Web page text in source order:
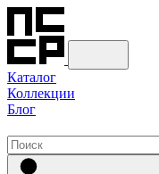
Каталог
Коллекции
Блог